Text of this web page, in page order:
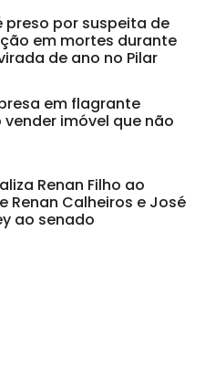
preso por suspeita de
em mortes durante
de ano no Pilar
em flagrante
imóvel que não
Renan Filho ao
Renan Calheiros e José
ao senado